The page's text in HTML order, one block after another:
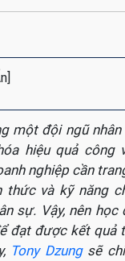
một đội ngũ
hiệu quả công
nghiệp cần
thức và kỹ năng
sự. Vậy, nên học
đạt được kết quả
Tony Dzungsẽ